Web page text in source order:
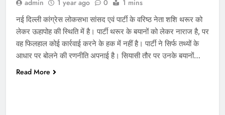
admin 1 year ago 0 1 mins
नई दिल्ली कांग्रेस लोकसभा सांसद एवं पार्टी के वरिष्ठ नेता शशि थरूर को
लेकर ऊहापोह की स्थिति में है। पार्टी थरूर के बयानों को लेकर नाराज है, पर
वह फिलहाल कोई कार्रवाई करने के हक में नहीं है। पार्टी ने सिर्फ तथ्यों के
आधार पर बोलने की रणनीति अपनाई है। सियासी तौर पर उनके बयानों…
Read More